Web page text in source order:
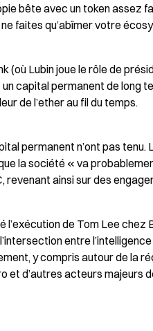
bête avec un token assez
faites qu’abîmer votre
(où Lubin joue le rôle de
capital permanent de long
de l’ether au fil du temps.
permanent n’ont pas
la société « va
revenant ainsi sur des
l’exécution de Tom Lee chez
entre
y compris autour de la
et d’autres acteurs majeurs